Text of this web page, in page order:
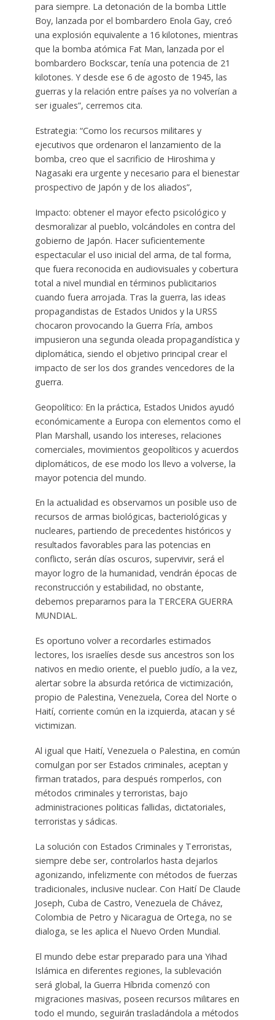
para siempre. La detonación de la bomba Little
Boy, lanzada por el bombardero Enola Gay, creó
una explosión equivalente a 16 kilotones, mientras
que la bomba atómica Fat Man, lanzada por el
bombardero Bockscar, tenía una potencia de 21
kilotones. Y desde ese 6 de agosto de 1945, las
guerras y la relación entre países ya no volverían a
ser iguales”, cerremos cita.
Estrategia: “Como los recursos militares y
ejecutivos que ordenaron el lanzamiento de la
bomba, creo que el sacrificio de Hiroshima y
Nagasaki era urgente y necesario para el bienestar
prospectivo de Japón y de los aliados”,
Impacto: obtener el mayor efecto psicológico y
desmoralizar al pueblo, volcándoles en contra del
gobierno de Japón. Hacer suficientemente
espectacular el uso inicial del arma, de tal forma,
que fuera reconocida en audiovisuales y cobertura
total a nivel mundial en términos publicitarios
cuando fuera arrojada. Tras la guerra, las ideas
propagandistas de Estados Unidos y la URSS
chocaron provocando la Guerra Fría, ambos
impusieron una segunda oleada propagandística y
diplomática, siendo el objetivo principal crear el
impacto de ser los dos grandes vencedores de la
guerra.
Geopolítico: En la práctica, Estados Unidos ayudó
económicamente a Europa con elementos como el
Plan Marshall, usando los intereses, relaciones
comerciales, movimientos geopolíticos y acuerdos
diplomáticos, de ese modo los llevo a volverse, la
mayor potencia del mundo.
En la actualidad es observamos un posible uso de
recursos de armas biológicas, bacteriológicas y
nucleares, partiendo de precedentes históricos y
resultados favorables para las potencias en
conflicto, serán días oscuros, supervivir, será el
mayor logro de la humanidad, vendrán épocas de
reconstrucción y estabilidad, no obstante,
debemos prepararnos para la TERCERA GUERRA
MUNDIAL.
Es oportuno volver a recordarles estimados
lectores, los israelíes desde sus ancestros son los
nativos en medio oriente, el pueblo judío, a la vez,
alertar sobre la absurda retórica de victimización,
propio de Palestina, Venezuela, Corea del Norte o
Haití, corriente común en la izquierda, atacan y sé
victimizan.
Al igual que Haití, Venezuela o Palestina, en común
comulgan por ser Estados criminales, aceptan y
firman tratados, para después romperlos, con
métodos criminales y terroristas, bajo
administraciones politicas fallidas, dictatoriales,
terroristas y sádicas.
La solución con Estados Criminales y Terroristas,
siempre debe ser, controlarlos hasta dejarlos
agonizando, infelizmente con métodos de fuerzas
tradicionales, inclusive nuclear. Con Haití De Claude
Joseph, Cuba de Castro, Venezuela de Chávez,
Colombia de Petro y Nicaragua de Ortega, no se
dialoga, se les aplica el Nuevo Orden Mundial.
El mundo debe estar preparado para una Yihad
Islámica en diferentes regiones, la sublevación
será global, la Guerra Híbrida comenzó con
migraciones masivas, poseen recursos militares en
todo el mundo, seguirán trasladándola a métodos